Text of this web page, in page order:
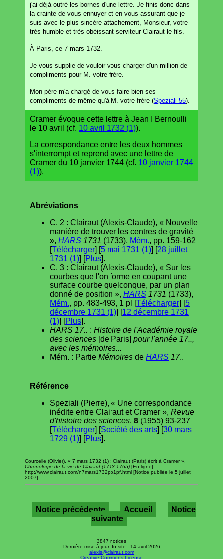
j'ai déjà outré les bornes d'une lettre. Je finis donc dans
la crainte de vous ennuyer et en vous assurant que je
suis avec le plus sincère attachement, Monsieur, votre
très humble et très obéissant serviteur Clairaut le fils.
À Paris, ce 7 mars 1732.
Je vous supplie de vouloir vous charger d'un million de
compliments pour M. votre frère.
Mon père m'a chargé de vous faire bien ses
compliments de même qu'à M. votre frère (Speziali 55).
Cramer évoque cette lettre à Jean I Bernoulli
le 10 avril (cf. 10 avril 1732 (1)).
La correspondance entre les deux hommes
s'interrompt et reprend avec une lettre de
Cramer du 10 janvier 1744 (cf. 10 janvier 1744
(1)).
Abréviations
C. 2 : Clairaut (Alexis-Claude), « Nouvelle
manière de trouver les centres de gravité
», HARS 1731 (1733), Mém., pp. 159-162
[Télécharger] [5 mai 1731 (1)] [28 juillet
1731 (1)] [Plus].
C. 3 : Clairaut (Alexis-Claude), « Sur les
courbes que l'on forme en coupant une
surface courbe quelconque, par un plan
donné de position », HARS 1731 (1733),
Mém., pp. 483-493, 1 pl [Télécharger] [5
décembre 1731 (1)] [12 décembre 1731
(1)] [Plus].
HARS 17.. : Histoire de l'Académie royale
des sciences [de Paris] pour l'année 17..,
avec les mémoires...
Mém. : Partie Mémoires de HARS 17..
Référence
Speziali (Pierre), « Une correspondance
inédite entre Clairaut et Cramer », Revue
d'histoire des sciences, 8 (1955) 93-237
[Télécharger] [Société des arts] [30 mars
1729 (1)] [Plus].
Courcelle (Olivier), « 7 mars 1732 (1) : Clairaut (Paris) écrit à Cramer »,
Chronologie de la vie de Clairaut (1713-1765) [En ligne],
http://www.clairaut.com/n7mars1732po1pf.html [Notice publiée le 5 juillet
2007].
Notice précédente Accueil
Notice
suivante
3847 notices
Dernière mise à jour du site : 14 avril 2026
alexis@clairaut.com
Creative Commons License